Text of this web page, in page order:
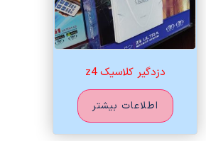
دزدگیر کلاسیک z4
اطلاعات بیشتر